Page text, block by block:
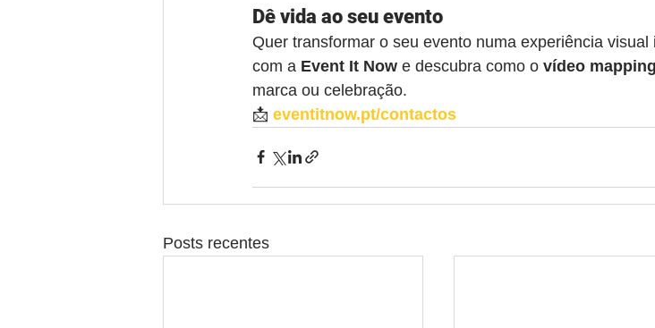
Dê vida ao seu evento
Quer transformar o seu evento numa experiência
com a Event It Now e descubra como o vídeo mapping
marca ou celebração.
📩 eventitnow.pt/contactos
Posts recentes